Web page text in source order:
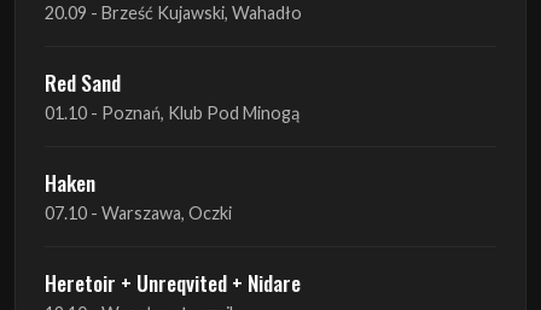
20.09 - Brześć Kujawski, Wahadło
Red Sand
01.10 - Poznań, Klub Pod Minogą
Haken
07.10 - Warszawa, Oczki
Heretoir + Unreqvited + Nidare